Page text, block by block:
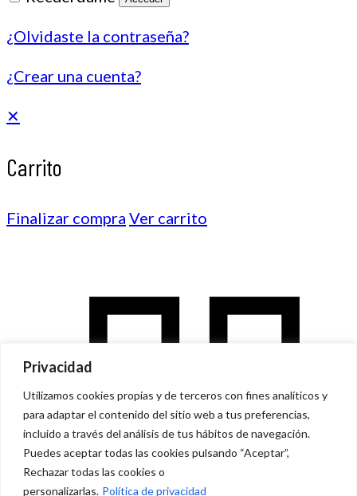
Privacidad
Utilizamos cookies propias y de terceros con fines analíticos y
para adaptar el contenido del sitio web a tus preferencias,
incluido a través del análisis de tus hábitos de navegación.
Puedes aceptar todas las cookies pulsando “Aceptar”,
Rechazar todas las cookies o
personalizarlas. Política de privacidad
¿Olvidaste la contraseña?
¿Crear una cuenta?
✕
Carrito
Finalizar compra Ver carrito